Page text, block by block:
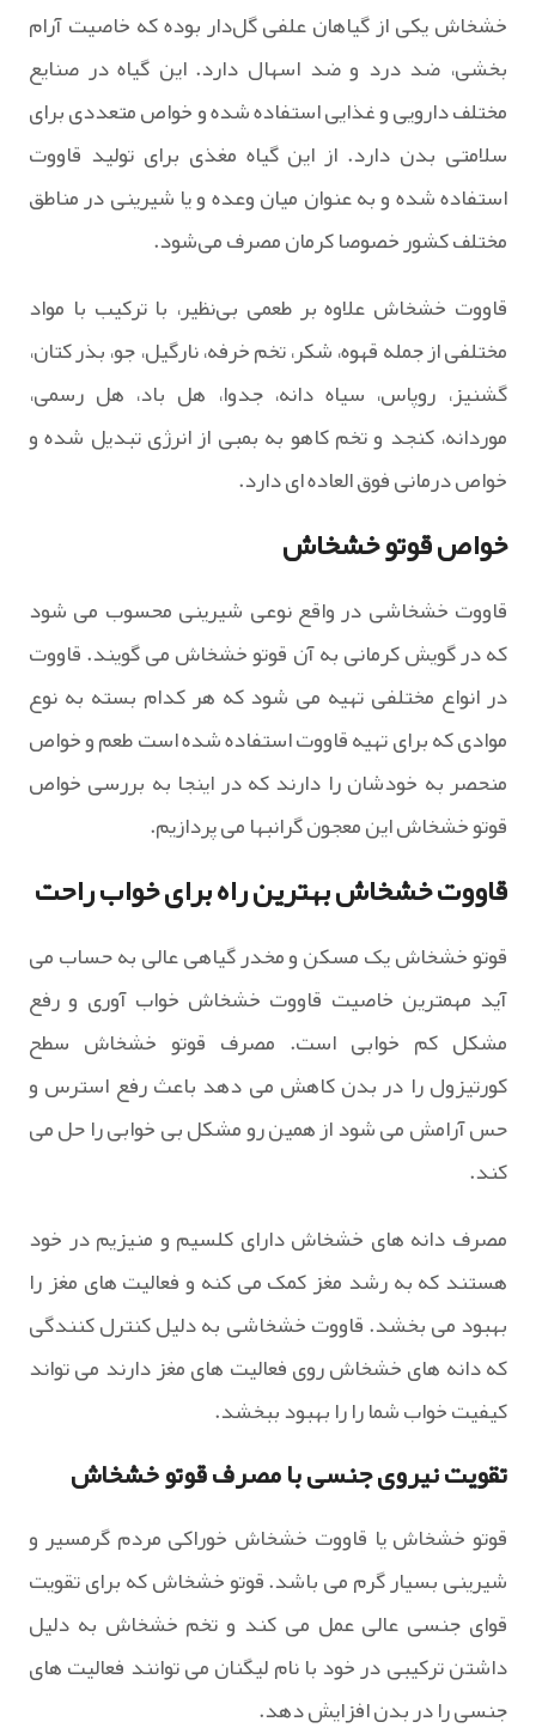
خشخاش یکی از گیاهان علفی گل‌دار بوده که خاصیت آرام
بخشی، ضد درد و ضد اسهال دارد. این گیاه در صنایع
مختلف دارویی و غذایی استفاده شده و خواص متعددی برای
سلامتی بدن دارد. از این گیاه مغذی برای تولید قاووت
استفاده شده و به عنوان میان وعده و یا شیرینی در مناطق
مختلف کشور خصوصا کرمان مصرف می‌شود.
قاووت خشخاش علاوه بر طعمی بی‌نظیر، با ترکیب با مواد
مختلفی از جمله قهوه، شکر، تخم خرفه، نارگیل، جو، بذر کتان،
گشنیز، روپاس، سیاه دانه، جدوا، هل باد، هل رسمی،
موردانه، کنجد و تخم کاهو به بمبی از انرژی تبدیل شده و
خواص درمانی فوق العاده ای دارد.
خواص قوتو خشخاش
قاووت خشخاشی در واقع نوعی شیرینی محسوب می شود
که در گویش کرمانی به آن قوتو خشخاش می گویند. قاووت
در انواع مختلفی تهیه می شود که هر کدام بسته به نوع
موادی که برای تهیه قاووت استفاده شده است طعم و خواص
منحصر به خودشان را دارند که در اینجا به بررسی خواص
قوتو خشخاش این معجون گرانبها می پردازیم.
قاووت خشخاش بهترین راه برای خواب راحت
قوتو خشخاش یک مسکن و مخدر گیاهی عالی به حساب می
آید مهمترین خاصیت قاووت خشخاش خواب آوری و رفع
مشکل کم خوابی است. مصرف قوتو خشخاش سطح
کورتیزول را در بدن کاهش می دهد باعث رفع استرس و
حس آرامش می شود از همین رو مشکل بی خوابی را حل می
کند.
مصرف دانه های خشخاش دارای کلسیم و منیزیم در خود
هستند که به رشد مغز کمک می کنه و فعالیت های مغز را
بهبود می بخشد. قاووت خشخاشی به دلیل کنترل کنندگی
که دانه های خشخاش روی فعالیت های مغز دارند می تواند
کیفیت خواب شما را را بهبود ببخشد.
تقویت نیروی جنسی با مصرف قوتو خشخاش
قوتو خشخاش یا قاووت خشخاش خوراکی مردم گرمسیر و
شیرینی بسیار گرم می باشد. قوتو خشخاش که برای تقویت
قوای جنسی عالی عمل می کند و تخم خشخاش به دلیل
داشتن ترکیبی در خود با نام لیگنان می توانند فعالیت های
جنسی را در بدن افزایش دهد.